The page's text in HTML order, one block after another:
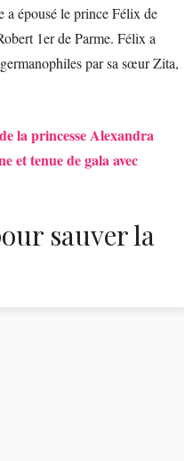
a épousé le prince Félix de
1er de Parme. Félix a
par sa sœur Zita,
la princesse Alexandra
et tenue de gala avec
sauver la